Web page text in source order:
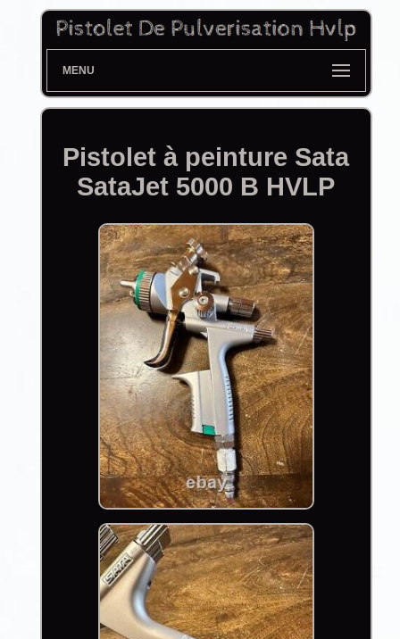
MENU
Pistolet à peinture Sata
SataJet 5000 B HVLP